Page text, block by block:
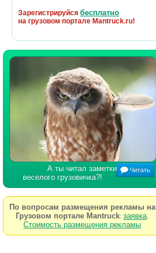
Зарегистрируйся бесплатно
на грузовом портале Mantruck.ru!
А ты читал заметки
веселого грузовичка?!
Читать
По вопросам размещения рекламы на
Грузовом портале Mantruck:заявка
Стоимость размещения рекламы